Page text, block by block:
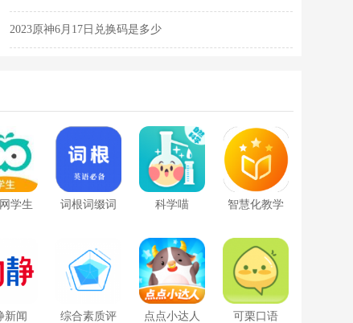
2023原神6月17日兑换码是多少
学生 词根词缀词 科学喵 智慧化教学
新闻 综合素质评 点点小达人 可栗口语